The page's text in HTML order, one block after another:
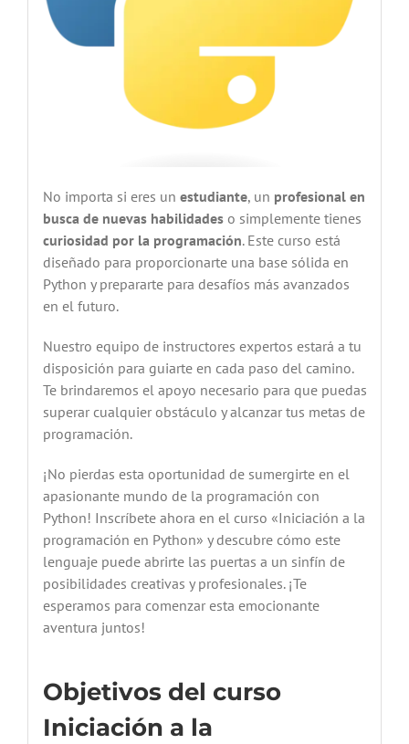
No importa si eres un estudiante, un profesional en
busca de nuevas habilidadeso simplemente tienes
curiosidad por la programación. Este curso está
diseñado para proporcionarte una base sólida en
Python y prepararte para desafíos más avanzados
en el futuro.
Nuestro equipo de instructores expertos estará a tu
disposición para guiarte en cada paso del camino.
Te brindaremos el apoyo necesario para que puedas
superar cualquier obstáculo y alcanzar tus metas de
programación.
¡No pierdas esta oportunidad de sumergirte en el
apasionante mundo de la programación con
Python! Inscríbete ahora en el curso «Iniciación a la
programación en Python» y descubre cómo este
lenguaje puede abrirte las puertas a un sinfín de
posibilidades creativas y profesionales. ¡Te
esperamos para comenzar esta emocionante
aventura juntos!
Objetivos del curso
Iniciación a la